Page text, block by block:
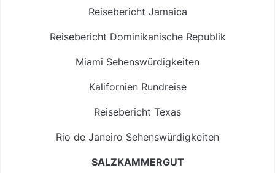
Reisebericht Jamaica
Reisebericht Dominikanische Republik
Miami Sehenswürdigkeiten
Kalifornien Rundreise
Reisebericht Texas
Rio de Janeiro Sehenswürdigkeiten
SALZKAMMERGUT